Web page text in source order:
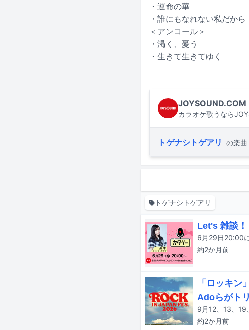
・運命の華
・誰にもなれない私だから
＜アンコール＞
・渇く、憂う
・生きて生きてゆく
JOYSOUND.COM
カラオケ歌うなら
トゲナシトゲアリ の楽
トゲナシトゲアリ
Let's 雑談！
約2か月前
「ロッキン
Adoらがト
約2か月前